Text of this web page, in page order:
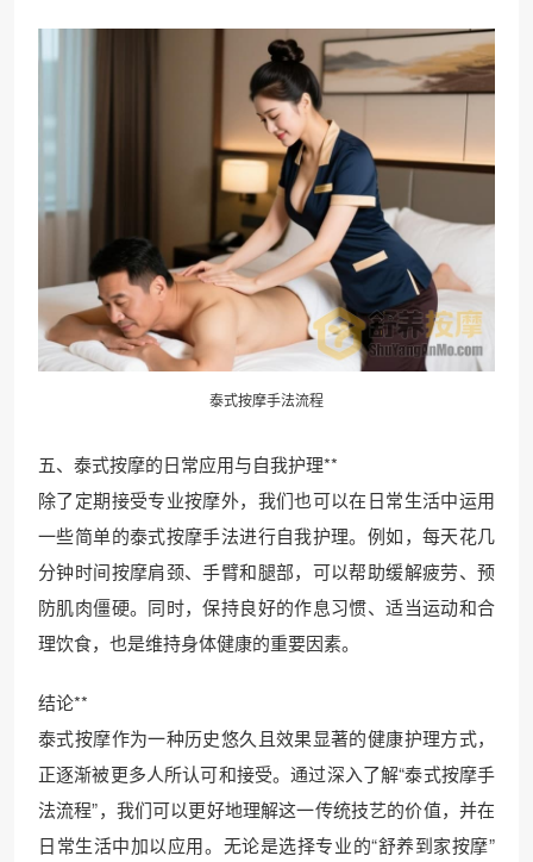
泰式按摩手法流程
五、泰式按摩的日常应用与自我护理**
除了定期接受专业按摩外，我们也可以在日常生活中运用
一些简单的泰式按摩手法进行自我护理。例如，每天花几
分钟时间按摩肩颈、手臂和腿部，可以帮助缓解疲劳、预
防肌肉僵硬。同时，保持良好的作息习惯、适当运动和合
理饮食，也是维持身体健康的重要因素。
结论**
泰式按摩作为一种历史悠久且效果显著的健康护理方式，
正逐渐被更多人所认可和接受。通过深入了解“泰式按摩手
法流程”，我们可以更好地理解这一传统技艺的价值，并在
日常生活中加以应用。无论是选择专业的“舒养到家按摩”